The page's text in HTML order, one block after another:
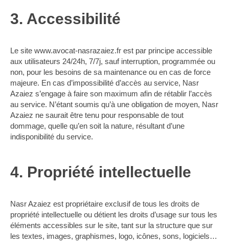
3. Accessibilité
Le site www.avocat-nasrazaiez.fr est par principe accessible
aux utilisateurs 24/24h, 7/7j, sauf interruption, programmée ou
non, pour les besoins de sa maintenance ou en cas de force
majeure. En cas d’impossibilité d’accès au service, Nasr
Azaiez s’engage à faire son maximum afin de rétablir l’accès
au service. N’étant soumis qu’à une obligation de moyen, Nasr
Azaiez ne saurait être tenu pour responsable de tout
dommage, quelle qu’en soit la nature, résultant d’une
indisponibilité du service.
4. Propriété intellectuelle
Nasr Azaiez est propriétaire exclusif de tous les droits de
propriété intellectuelle ou détient les droits d’usage sur tous les
éléments accessibles sur le site, tant sur la structure que sur
les textes, images, graphismes, logo, icônes, sons, logiciels…